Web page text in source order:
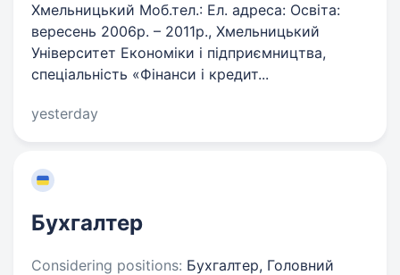
Хмельницький Моб.тел.: Ел. адреса: Освіта:
вересень 2006р. – 2011р., Хмельницький
Університет Економіки і підприємництва,
спеціальність «Фінанси і кредит...
yesterday
Бухгалтер
Considering positions: Бухгалтер, Головний